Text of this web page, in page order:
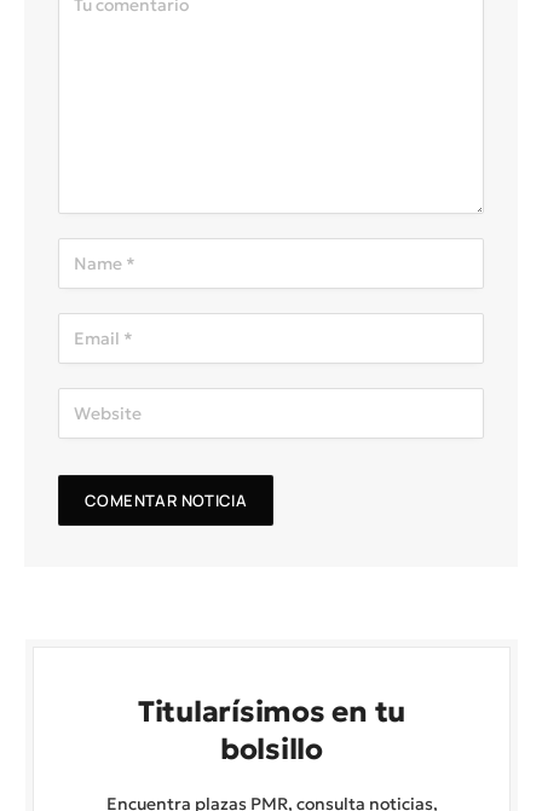
Titularísimos en tu
bolsillo
Encuentra plazas PMR, consulta noticias,